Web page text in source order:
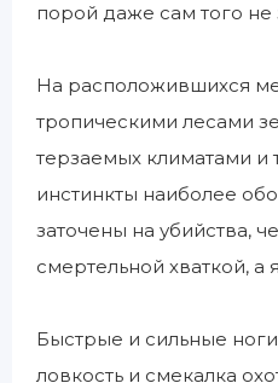
порой даже сам того не
На расположившихся
тропическими лесами
терзаемых климатами и
инстинкты наиболее
заточены на убийства,
смертельной хваткой,
Быстрые и сильные
ловкость и смекалка